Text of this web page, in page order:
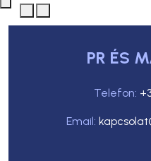
PR ÉS
Telefon:
Email: